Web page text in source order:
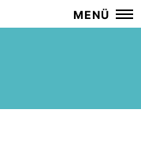
MENÜ